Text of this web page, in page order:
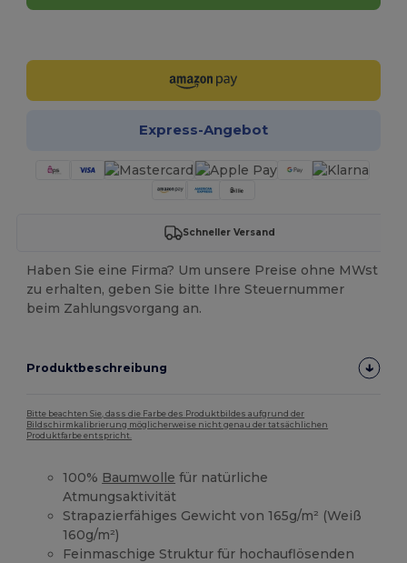
Express-Angebot
Schneller Versand
Haben Sie eine Firma? Um unsere Preise ohne MWst
zu erhalten, geben Sie bitte Ihre Steuernummer
beim Zahlungsvorgang an.
Produktbeschreibung
Bitte beachten Sie, dass die Farbe des Produktbildes aufgrund der
Bildschirmkalibrierung möglicherweise nicht genau der tatsächlichen
Produktfarbe entspricht.
100% Baumwolle für natürliche
Atmungsaktivität
Strapazierfähiges Gewicht von 165g/m² (Weiß
160g/m²)
Feinmaschige Struktur für hochauflösenden